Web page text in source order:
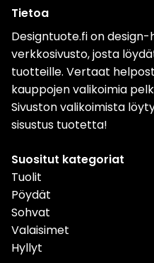
Tietoa
Designtuote.fi on
verkkosivusto, josta
tuotteille. Vertaat
kauppojen valikoimia
Sivuston valikoimista
sisustus tuotetta!
Suositut kategoriat
Tuolit
Pöydät
Sohvat
Valaisimet
Hyllyt